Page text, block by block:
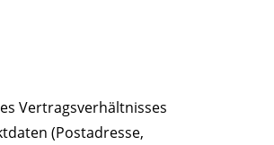
Vertragsverhältnisses
(Postadresse,